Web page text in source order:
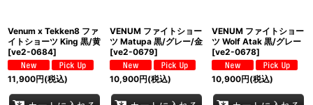
Venum x Tekken8 ファ
イトショーツ King 黒/黄
[ve2-0684]
11,900円(税込)
VENUM ファイトショー
ツ Matupa 黒/グレー/金
[ve2-0679]
10,900円(税込)
VENUM ファイトショー
ツ Wolf Atak 黒/グレー
[ve2-0678]
10,900円(税込)